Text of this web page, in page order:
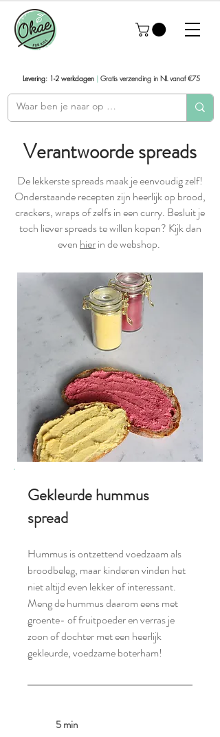
Levering: 1-2 werkdagen | Gratis verzending in NL vanaf €75
Verantwoorde spreads
De lekkerste spreads maak je eenvoudig zelf!
Onderstaande recepten zijn heerlijk op brood,
crackers, wraps of zelfs in een curry. Besluit je
toch liever spreads te willen kopen? Kijk dan
even hierin de webshop.
Gekleurde hummus
spread
Hummus is ontzettend voedzaam als
broodbeleg, maar kinderen vinden het
niet altijd even lekker of interessant.
Meng de hummus daarom eens met
groente- of fruitpoeder en verras je
zoon of dochter met een heerlijk
gekleurde, voedzame boterham!
5 min